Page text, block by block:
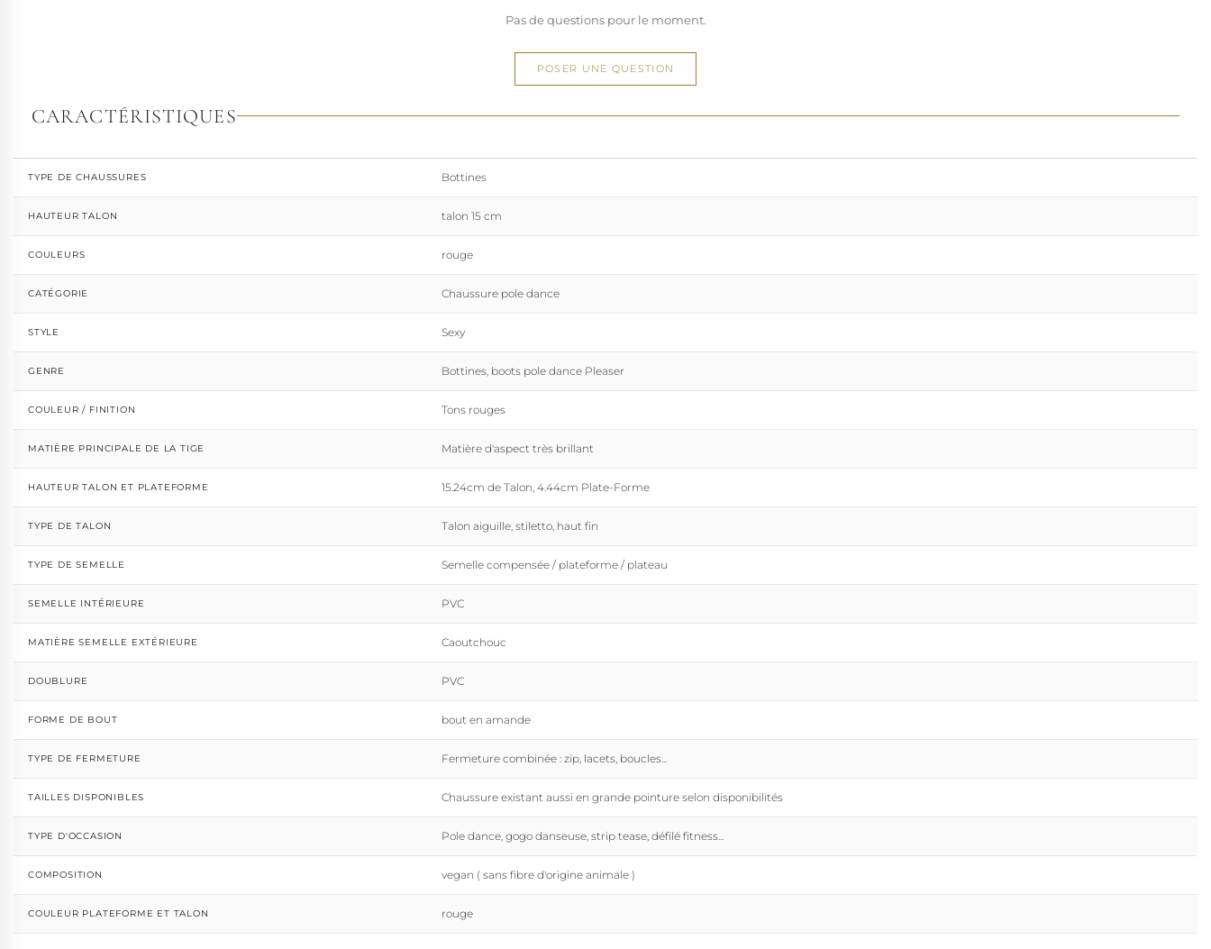
Pas de questions pour le moment.
POSER UNE QUESTION
CARACTÉRISTIQUES
TYPE DE CHAUSSURES Bottines
HAUTEUR TALON talon 15 cm
COULEURS rouge
CATÉGORIE Chaussure pole dance
STYLE Sexy
GENRE Bottines, boots pole dance Pleaser
COULEUR / FINITION Tons rouges
MATIÈRE PRINCIPALE DE LA TIGE Matière d'aspect très brillant
HAUTEUR TALON ET PLATEFORME 15.24cm de Talon, 4.44cm Plate-Forme
TYPE DE TALON Talon aiguille, stiletto, haut fin
TYPE DE SEMELLE Semelle compensée / plateforme / plateau
SEMELLE INTÉRIEURE PVC
MATIÈRE SEMELLE EXTÉRIEURE Caoutchouc
DOUBLURE PVC
FORME DE BOUT bout en amande
TYPE DE FERMETURE Fermeture combinée : zip, lacets, boucles...
TAILLES DISPONIBLES Chaussure existant aussi en grande pointure selon disponibilités
TYPE D'OCCASION Pole dance, gogo danseuse, strip tease, défilé fitness...
COMPOSITION vegan ( sans fibre d'origine animale )
COULEUR PLATEFORME ET TALON rouge